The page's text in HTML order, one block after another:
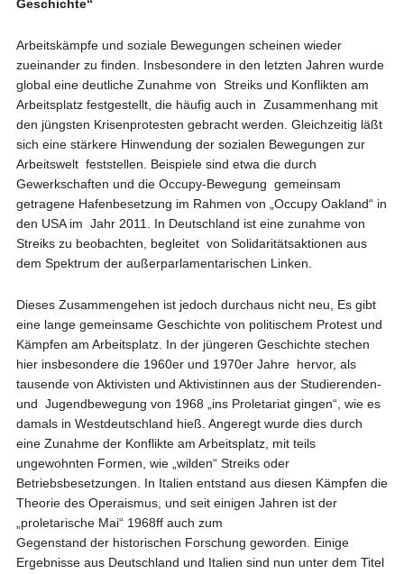
Geschichte“
Arbeitskämpfe und soziale Bewegungen scheinen wieder
zueinander zu finden. Insbesondere in den letzten Jahren wurde
global eine deutliche Zunahme von Streiks und Konflikten am
Arbeitsplatz festgestellt, die häufig auch in Zusammenhang mit
den jüngsten Krisenprotesten gebracht werden. Gleichzeitig läßt
sich eine stärkere Hinwendung der sozialen Bewegungen zur
Arbeitswelt feststellen. Beispiele sind etwa die durch
Gewerkschaften und die Occupy-Bewegung gemeinsam
getragene Hafenbesetzung im Rahmen von „Occupy Oakland“ in
den USA im Jahr 2011. In Deutschland ist eine zunahme von
Streiks zu beobachten, begleitet von Solidaritätsaktionen aus
dem Spektrum der außerparlamentarischen Linken.
Dieses Zusammengehen ist jedoch durchaus nicht neu, Es gibt
eine lange gemeinsame Geschichte von politischem Protest und
Kämpfen am Arbeitsplatz. In der jüngeren Geschichte stechen
hier insbesondere die 1960er und 1970er Jahre hervor, als
tausende von Aktivisten und Aktivistinnen aus der Studierenden-
und Jugendbewegung von 1968 „ins Proletariat gingen“, wie es
damals in Westdeutschland hieß. Angeregt wurde dies durch
eine Zunahme der Konflikte am Arbeitsplatz, mit teils
ungewohnten Formen, wie „wilden“ Streiks oder
Betriebsbesetzungen. In Italien entstand aus diesen Kämpfen die
Theorie des Operaismus, und seit einigen Jahren ist der
„proletarische Mai“ 1968ff auch zum
Gegenstand der historischen Forschung geworden. Einige
Ergebnisse aus Deutschland und Italien sind nun unter dem Titel